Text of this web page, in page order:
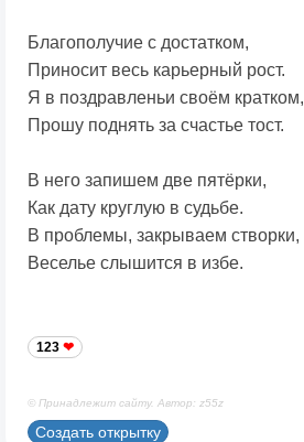
Благополучие с достатком,
Приносит весь карьерный рост.
Я в поздравленьи своём кратком,
Прошу поднять за счастье тост.
В него запишем две пятёрки,
Как дату круглую в судьбе.
В проблемы, закрываем створки,
Веселье слышится в избе.
123
© Принадлежит сайту. Автор: z55z
Создать открытку